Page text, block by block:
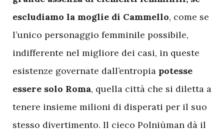
escludiamo la moglie di Cammello, come se
l’unico personaggio femminile possibile,
indifferente nel migliore dei casi, in queste
esistenze governate dall’entropia potesse
essere solo Roma, quella città che si diletta a
tenere insieme milioni di disperati per il suo
stesso divertimento. Il cieco Polniùman dà il